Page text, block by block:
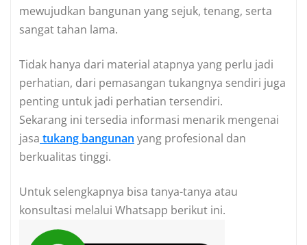
mewujudkan bangunan yang sejuk, tenang, serta
sangat tahan lama.
Tidak hanya dari material atapnya yang perlu jadi
perhatian, dari pemasangan tukangnya sendiri juga
penting untuk jadi perhatian tersendiri.
Sekarang ini tersedia informasi menarik mengenai
jasa tukang bangunan yang profesional dan
berkualitas tinggi.
Untuk selengkapnya bisa tanya-tanya atau
konsultasi melalui Whatsapp berikut ini.